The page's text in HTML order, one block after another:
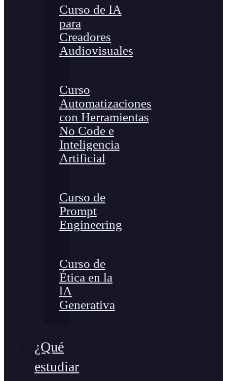
Curso de IA
para
Creadores
Audiovisuales
Curso
Automatizaciones
con Herramientas
No Code e
Inteligencia
Artificial
Curso de
Prompt
Engineering
Curso de
Ética en la
lA
Generativa
¿Qué
estudiar